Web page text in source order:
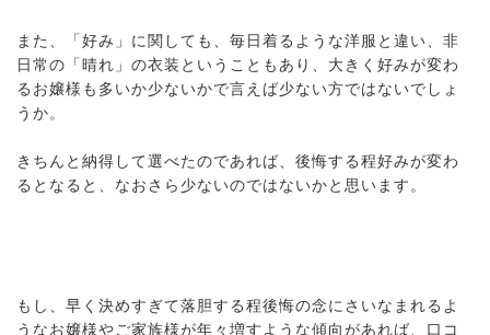
また、「好み」に関しても、毎日着るような洋服と違い、非
日常の「晴れ」の衣装ということもあり、大きく好みが変わ
るお嬢様も多いか少ないかで言えば少ない方ではないでしょ
うか。
きちんと納得して選べたのであれば、後悔する程好みが変わ
るとなると、なおさら少ないのではないかと思います。
もし、早く決めすぎて落胆する程後悔の念にさいなまれるよ
うなお嬢様やご家族様が年々増すような傾向があれば、口コ